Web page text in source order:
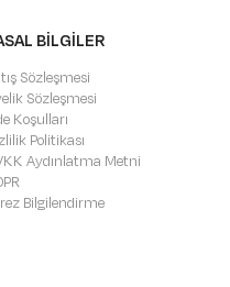
BİLGİLER
Sözleşmesi
Sözleşmesi
Koşulları
Politikası
Aydınlatma Metni
Bilgilendirme